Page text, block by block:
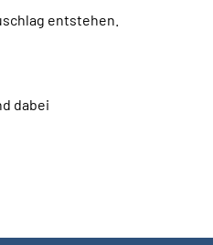
entstehen.
dabei